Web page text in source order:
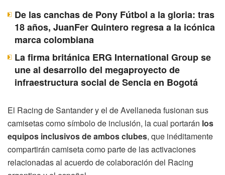
De las canchas de Pony Fútbol a la gloria: tras
18 años, JuanFer Quintero regresa a la icónica
marca colombiana
La firma británica ERG International Group se
une al desarrollo del megaproyecto de
infraestructura social de Sencia en Bogotá
El Racing de Santander y el de Avellaneda fusionan sus
camisetas como símbolo de inclusión, la cual portarán los
equipos inclusivos de ambos clubes, que inéditamente
compartirán camiseta como parte de las activaciones
relacionadas al acuerdo de colaboración del Racing